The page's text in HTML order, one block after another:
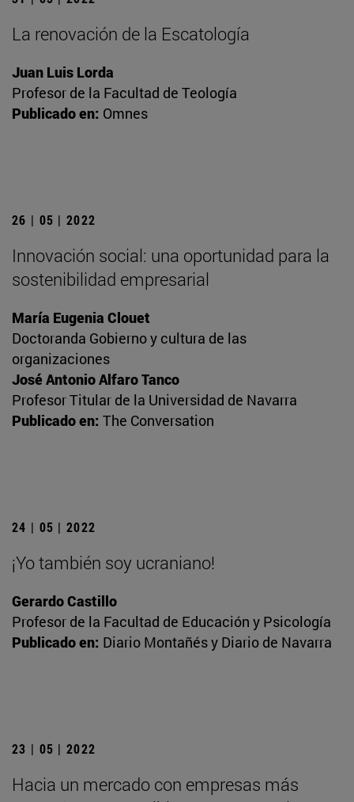
La renovación de la Escatología
Juan Luis Lorda
Profesor de la Facultad de Teología
Publicado en: Omnes
26 | 05 | 2022
Innovación social: una oportunidad para la
sostenibilidad empresarial
María Eugenia Clouet
Doctoranda Gobierno y cultura de las
organizaciones
José Antonio Alfaro Tanco
Profesor Titular de la Universidad de Navarra
Publicado en: The Conversation
24 | 05 | 2022
¡Yo también soy ucraniano!
Gerardo Castillo
Profesor de la Facultad de Educación y Psicología
Publicado en: Diario Montañés y Diario de Navarra
23 | 05 | 2022
Hacia un mercado con empresas más